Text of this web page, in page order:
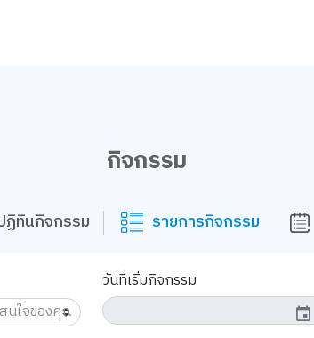
กิจกรรม
ฏิทินกิจกรรม รายการกิจกรรม
วันที่เริ่มกิจกรรม
event